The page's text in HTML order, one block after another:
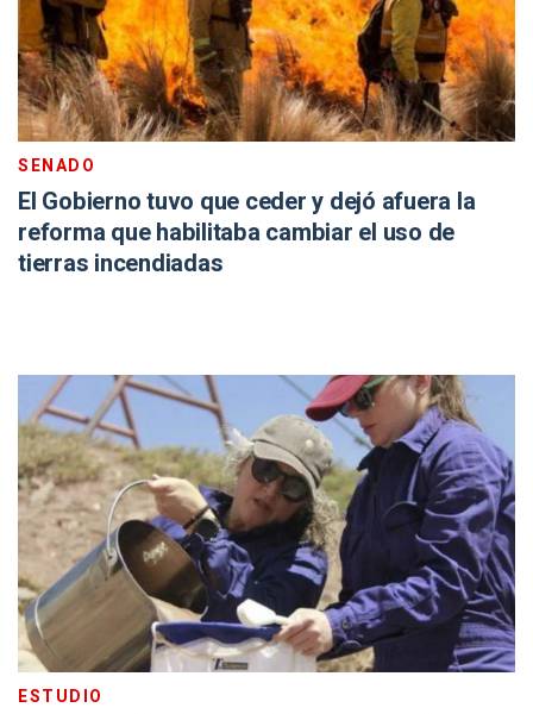
SENADO
El Gobierno tuvo que ceder y dejó afuera la
reforma que habilitaba cambiar el uso de
tierras incendiadas
ESTUDIO